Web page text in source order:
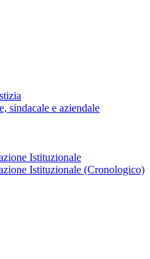
sindacale e aziendale
Istituzionale
Istituzionale (Cronologico)